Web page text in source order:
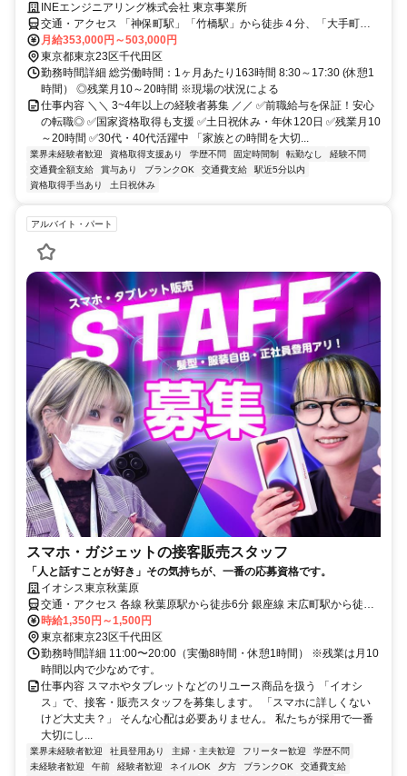
INEエンジニアリング株式会社 東京事業所
交通・アクセス 「神保町駅」「竹橋駅」から徒歩４分、「大手町
駅」から徒歩10分
月給353,000円～503,000円
東京都東京23区千代田区
勤務時間詳細 総労働時間：1ヶ月あたり163時間 8:30～17:30 (休憩1
時間） ◎残業月10～20時間 ※現場の状況による
仕事内容 ＼＼ 3~4年以上の経験者募集 ／／ ✅前職給与を保証！安心
の転職◎ ✅国家資格取得も支援 ✅土日祝休み・年休120日 ✅残業月10
～20時間 ✅30代・40代活躍中 「家族との時間を大切...
業界未経験者歓迎 資格取得支援あり 学歴不問 固定時間制 転勤なし
経験不問
交通費全額支給
賞与あり ブランクOK 交通費支給
駅近5分以内
資格取得手当あり
土日祝休み
アルバイト・パート
スマホ・ガジェットの接客販売スタッフ
「人と話すことが好き」その気持ちが、一番の応募資格です。
イオシス東京秋葉原
交通・アクセス 各線 秋葉原駅から徒歩6分 銀座線 末広町駅から徒歩2
分
時給1,350円～1,500円
東京都東京23区千代田区
勤務時間詳細 11:00〜20:00（実働8時間・休憩1時間） ※残業は月10
時間以内で少なめです。
仕事内容 スマホやタブレットなどのリユース商品を扱う 「イオシ
ス」で、接客・販売スタッフを募集します。 「スマホに詳しくない
けど大丈夫？」 そんな心配は必要ありません。 私たちが採用で一番
大切にし...
業界未経験者歓迎 社員登用あり 主婦・主夫歓迎 フリーター歓迎
学歴不問
未経験者歓迎
午前 経験者歓迎 ネイルOK 夕方 ブランクOK
交通費支給